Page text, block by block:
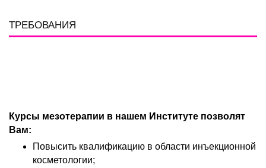
ТРЕБОВАНИЯ
Курсы мезотерапии в нашем Институте позволят
Вам:
Повысить квалификацию в области инъекционной
косметологии;